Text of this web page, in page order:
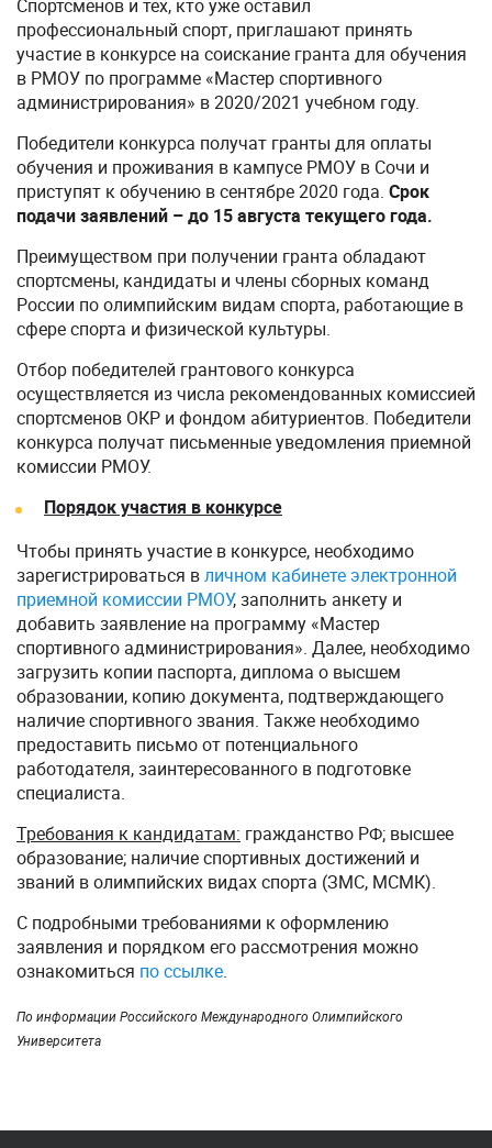
Спортсменов и тех, кто уже оставил
профессиональный спорт, приглашают принять
участие в конкурсе на соискание гранта для обучения
в РМОУ по программе «Мастер спортивного
администрирования» в 2020/2021 учебном году.
Победители конкурса получат гранты для оплаты
обучения и проживания в кампусе РМОУ в Сочи и
приступят к обучению в сентябре 2020 года. Срок
подачи заявлений – до 15 августа текущего года.
Преимуществом при получении гранта обладают
спортсмены, кандидаты и члены сборных команд
России по олимпийским видам спорта, работающие в
сфере спорта и физической культуры.
Отбор победителей грантового конкурса
осуществляется из числа рекомендованных комиссией
спортсменов ОКР и фондом абитуриентов. Победители
конкурса получат письменные уведомления приемной
комиссии РМОУ.
Порядок участия в конкурсе
Чтобы принять участие в конкурсе, необходимо
зарегистрироваться вличном кабинете электронной
приемной комиссии РМОУ, заполнить анкету и
добавить заявление на программу «Мастер
спортивного администрирования». Далее, необходимо
загрузить копии паспорта, диплома о высшем
образовании, копию документа, подтверждающего
наличие спортивного звания. Также необходимо
предоставить письмо от потенциального
работодателя, заинтересованного в подготовке
специалиста.
Требования к кандидатам: гражданство РФ; высшее
образование; наличие спортивных достижений и
званий в олимпийских видах спорта (ЗМС, МСМК).
С подробными требованиями к оформлению
заявления и порядком его рассмотрения можно
ознакомиться по ссылке.
По информации Российского Международного Олимпийского
Университета